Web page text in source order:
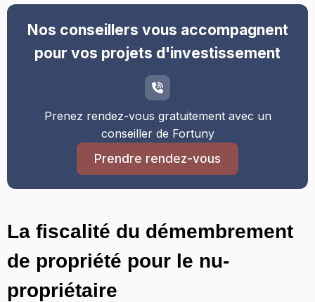
Nos conseillers vous accompagnent
pour vos projets d'investissement
Prenez rendez-vous gratuitement avec un
conseiller de Fortuny
Prendre rendez-vous
La fiscalité du démembrement
de propriété pour le nu-
propriétaire